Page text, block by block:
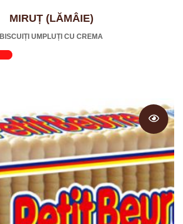
MIRUȚ (LĂMÂIE)
BISCUIȚI UMPLUȚI CU CREMA